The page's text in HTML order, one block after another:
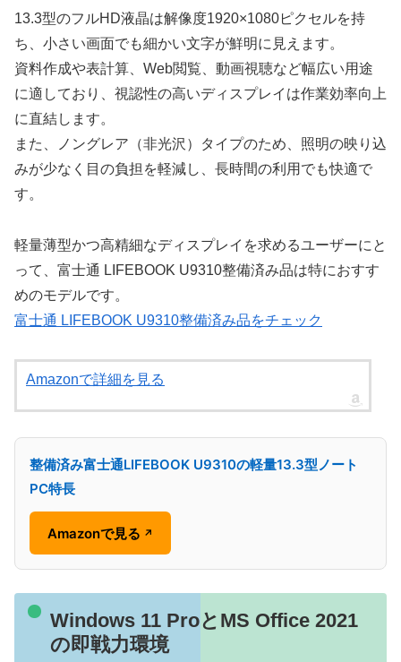
13.3型のフルHD液晶は解像度1920×1080ピクセルを持
ち、小さい画面でも細かい文字が鮮明に見えます。
資料作成や表計算、Web閲覧、動画視聴など幅広い用途
に適しており、視認性の高いディスプレイは作業効率向上
に直結します。
また、ノングレア（非光沢）タイプのため、照明の映り込
みが少なく目の負担を軽減し、長時間の利用でも快適で
す。
軽量薄型かつ高精細なディスプレイを求めるユーザーにと
って、富士通 LIFEBOOK U9310整備済み品は特におすす
めのモデルです。
富士通 LIFEBOOK U9310整備済み品をチェック
Amazonで詳細を見る
整備済み富士通LIFEBOOK U9310の軽量13.3型ノート
PC特長
Amazonで見る ↗
Windows 11 ProとMS Office 2021
の即戦力環境